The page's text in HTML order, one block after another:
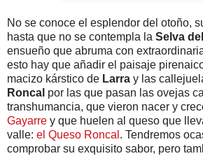
No se conoce el esplendor del otoño,
hasta que no se contempla la Selva
ensueño que abruma con
esto hay que añadir el paisaje
macizo kárstico de Larra y las
Roncal por las que pasan las ovejas
transhumancia, que vieron nacer y
Gayarre y que huelen al queso que
valle: el Queso Roncal . Tendremos
comprobar su exquisito sabor, pero